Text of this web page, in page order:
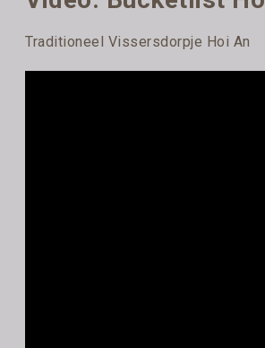
Traditioneel Vissersdorpje Hoi An